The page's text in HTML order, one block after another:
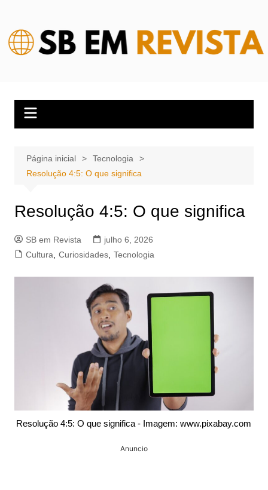
conteúdo
Página inicial
Tecnologia
Resolução 4:5: O que significa
Resolução 4:5: O que significa
SB em Revista
julho 6, 2026
Cultura
Curiosidades, Tecnologia
Resolução 4:5: O que significa - Imagem: www.pixabay.com
Anuncio